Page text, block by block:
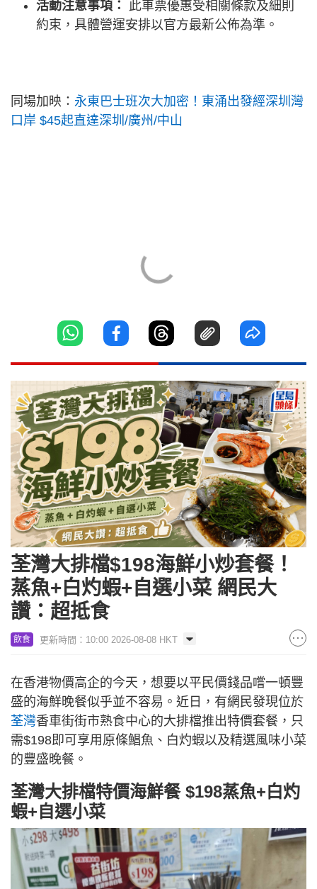
活動注意事項：
此車票優惠受相關條款及細則
約束，具體營運安排以官方最新公佈為準。
同場加映： 永東巴士班次大加密！東涌出發經深圳灣
口岸 $45起直達深圳/廣州/中山
荃灣大排檔$198海鮮小炒套餐！
蒸魚+白灼蝦+自選小菜 網民大
讚：超抵食
飲食 更新時間：10:00 2026-08-08 HKT
在香港物價高企的今天，想要以平民價錢品嚐一頓豐
盛的海鮮晚餐似乎並不容易。近日，有網民發現位於
荃灣香車街街市熟食中心的大排檔推出特價套餐，只
需$198即可享用原條鯧魚、白灼蝦以及精選風味小菜
的豐盛晚餐。
荃灣大排檔特價海鮮餐 $198蒸魚+白灼
蝦+自選小菜